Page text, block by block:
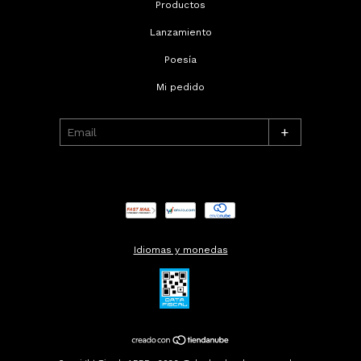
Productos
Lanzamiento
Poesía
Mi pedido
+
Idiomas y monedas